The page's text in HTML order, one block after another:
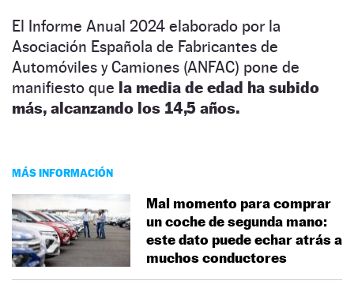
El Informe Anual 2024 elaborado por la
Asociación Española de Fabricantes de
Automóviles y Camiones (ANFAC) pone de
manifiesto que la media de edad ha subido
más, alcanzando los 14,5 años.
MÁS INFORMACIÓN
Mal momento para comprar
un coche de segunda mano:
este dato puede echar atrás a
muchos conductores